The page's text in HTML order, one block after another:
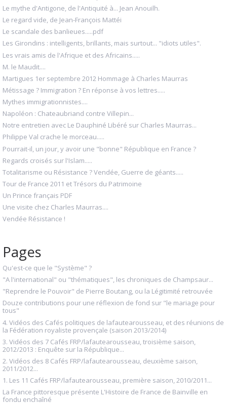
Le mythe d'Antigone, de l'Antiquité à... Jean Anouilh.
Le regard vide, de Jean-François Mattéi
Le scandale des banlieues.....pdf
Les Girondins : intelligents, brillants, mais surtout... "idiots utiles".
Les vrais amis de l'Afrique et des Africains.....
M. le Maudit....
Martigues 1er septembre 2012 Hommage à Charles Maurras
Métissage ? Immigration ? En réponse à vos lettres.....
Mythes immigrationnistes....
Napoléon : Chateaubriand contre Villepin...
Notre entretien avec Le Dauphiné Libéré sur Charles Maurras...
Philippe Val crache le morceau.....
Pourrait-il, un jour, y avoir une "bonne" République en France ?
Regards croisés sur l'Islam.....
Totalitarisme ou Résistance ? Vendée, Guerre de géants.....
Tour de France 2011 et Trésors du Patrimoine
Un Prince français PDF
Une visite chez Charles Maurras....
Vendée Résistance !
Pages
Qu'est-ce que le "Système" ?
"A l'international" ou "thématiques", les chroniques de Champsaur...
"Reprendre le Pouvoir" de Pierre Boutang, ou la Légitimité retrouvée
Douze contributions pour une réflexion de fond sur "le mariage pour
tous"
4. Vidéos des Cafés politiques de lafautearousseau, et des réunions de
la Fédération royaliste provençale (saison 2013/2014)
3. Vidéos des 7 Cafés FRP/lafautearousseau, troisième saison,
2012/2013 : Enquête sur la République...
2. Vidéos des 8 Cafés FRP/lafautearousseau, deuxième saison,
2011/2012...
1. Les 11 Cafés FRP/lafautearousseau, première saison, 2010/2011...
La France pittoresque présente L'Histoire de France de Bainville en
fondu enchaîné